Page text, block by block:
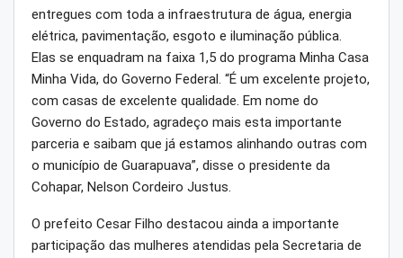
entregues com toda a infraestrutura de água, energia
elétrica, pavimentação, esgoto e iluminação pública.
Elas se enquadram na faixa 1,5 do programa Minha Casa
Minha Vida, do Governo Federal. “É um excelente projeto,
com casas de excelente qualidade. Em nome do
Governo do Estado, agradeço mais esta importante
parceria e saibam que já estamos alinhando outras com
o município de Guarapuava”, disse o presidente da
Cohapar, Nelson Cordeiro Justus.
O prefeito Cesar Filho destacou ainda a importante
participação das mulheres atendidas pela Secretaria de